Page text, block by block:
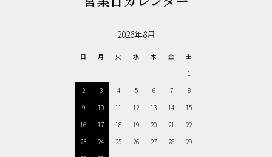
2026年8月
日 月 火 水 木 金
土
1
2
3 4 5 6 7
8
9
10 11 12 13 14
15
16
17 18 19 20 21
22
23
24 25 26 27 28
29